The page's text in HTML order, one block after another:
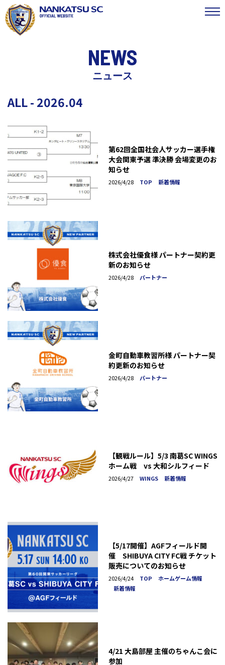
NEWS
ニュース
ALL - 2026.04
第62回全国社会人サッカー選手権
大会関東予選 準決勝 会場変更のお
知らせ
2026/4/28 TOP 新着情報
株式会社優食様 パートナー契約更
新のお知らせ
2026/4/28 パートナー
金町自動車教習所様 パートナー契
約更新のお知らせ
2026/4/28 パートナー
【観戦ルール】5/3 南葛SC WINGS
ホーム戦 vs 大和シルフィード
2026/4/27 WINGS 新着情報
【5/17開催】AGFフィールド開
催 SHIBUYA CITY FC戦 チケット
販売についてのお知らせ
2026/4/24 TOP
ホームゲーム情報
新着情報
4/21 大島部屋 主催のちゃんこ会に
参加